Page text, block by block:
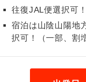
往復JAL便選択可
宿泊は山陰山陽地
択可！（一部、割
1名様1室同代
金
ご夫婦限定